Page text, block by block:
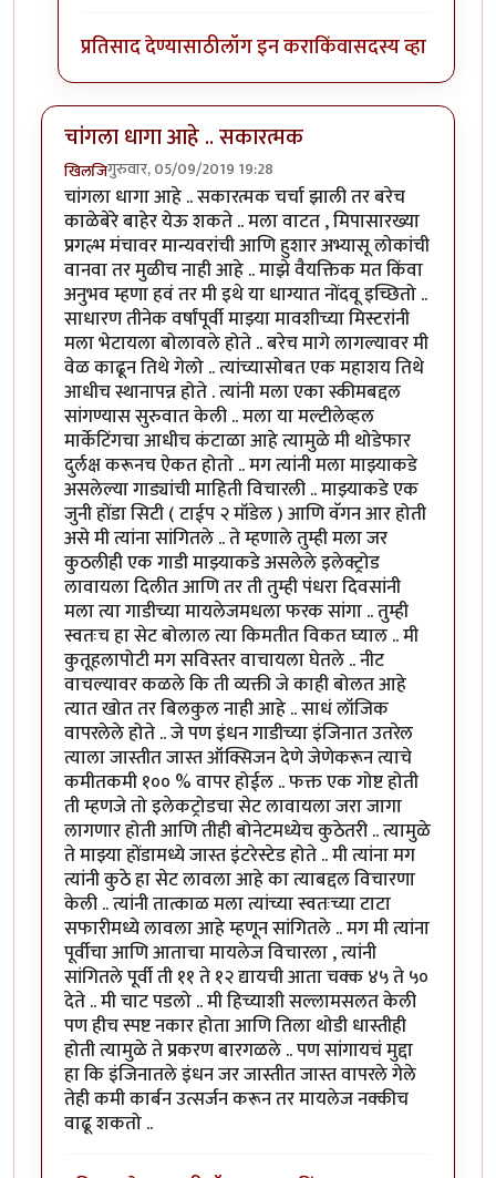
प्रतिसाद देण्यासाठीलॉग इन कराकिंवासदस्य व्हा
चांगला धागा आहे .. सकारत्मक
खिलजिगुरुवार, 05/09/2019 19:28
चांगला धागा आहे .. सकारत्मक चर्चा झाली तर बरेच
काळेबेरे बाहेर येऊ शकते .. मला वाटत , मिपासारख्या
प्रगल्भ मंचावर मान्यवरांची आणि हुशार अभ्यासू लोकांची
वानवा तर मुळीच नाही आहे .. माझे वैयक्तिक मत किंवा
अनुभव म्हणा हवं तर मी इथे या धाग्यात नोंदवू इच्छितो ..
साधारण तीनेक वर्षांपूर्वी माझ्या मावशीच्या मिस्टरांनी
मला भेटायला बोलावले होते .. बरेच मागे लागल्यावर मी
वेळ काढून तिथे गेलो .. त्यांच्यासोबत एक महाशय तिथे
आधीच स्थानापन्न होते . त्यांनी मला एका स्कीमबद्दल
सांगण्यास सुरुवात केली .. मला या मल्टीलेव्हल
मार्केटिंगचा आधीच कंटाळा आहे त्यामुळे मी थोडेफार
दुर्लक्ष करूनच ऐकत होतो .. मग त्यांनी मला माझ्याकडे
असलेल्या गाड्यांची माहिती विचारली .. माझ्याकडे एक
जुनी होंडा सिटी ( टाईप २ मॉडेल ) आणि वॅगन आर होती
असे मी त्यांना सांगितले .. ते म्हणाले तुम्ही मला जर
कुठलीही एक गाडी माझ्याकडे असलेले इलेक्ट्रोड
लावायला दिलीत आणि तर ती तुम्ही पंधरा दिवसांनी
मला त्या गाडीच्या मायलेजमधला फरक सांगा .. तुम्ही
स्वतःच हा सेट बोलाल त्या किमतीत विकत घ्याल .. मी
कुतूहलापोटी मग सविस्तर वाचायला घेतले .. नीट
वाचल्यावर कळले कि ती व्यक्ती जे काही बोलत आहे
त्यात खोत तर बिलकुल नाही आहे .. साधं लॉजिक
वापरलेले होते .. जे पण इंधन गाडीच्या इंजिनात उतरेल
त्याला जास्तीत जास्त ऑक्सिजन देणे जेणेकरून त्याचे
कमीतकमी १०० % वापर होईल .. फक्त एक गोष्ट होती
ती म्हणजे तो इलेकट्रोडचा सेट लावायला जरा जागा
लागणार होती आणि तीही बोनेटमध्येच कुठेतरी .. त्यामुळे
ते माझ्या होंडामध्ये जास्त इंटरेस्टेड होते .. मी त्यांना मग
त्यांनी कुठे हा सेट लावला आहे का त्याबद्दल विचारणा
केली .. त्यांनी तात्काळ मला त्यांच्या स्वतःच्या टाटा
सफारीमध्ये लावला आहे म्हणून सांगितले .. मग मी त्यांना
पूर्वीचा आणि आताचा मायलेज विचारला , त्यांनी
सांगितले पूर्वी ती ११ ते १२ द्यायची आता चक्क ४५ ते ५०
देते .. मी चाट पडलो .. मी हिच्याशी सल्लामसलत केली
पण हीच स्पष्ट नकार होता आणि तिला थोडी धास्तीही
होती त्यामुळे ते प्रकरण बारगळले .. पण सांगायचं मुद्दा
हा कि इंजिनातले इंधन जर जास्तीत जास्त वापरले गेले
तेही कमी कार्बन उत्सर्जन करून तर मायलेज नक्कीच
वाढू शकतो ..